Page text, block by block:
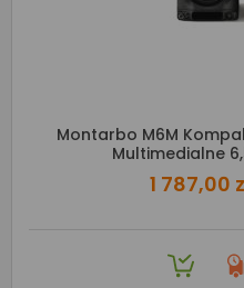
Montarbo M6M
Multimedialne
1 787,00